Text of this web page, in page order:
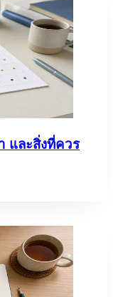
และสิ่งที่ควร